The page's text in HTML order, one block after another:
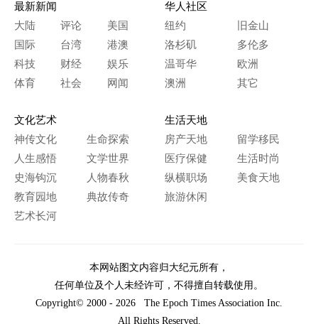
最新新闻
大陆
评论
美国
国际
台湾
港澳
科技
财经
娱乐
体育
社会 网闻
华人社区
纽约
旧金山
洛杉矶
多伦多
温哥华
欧洲
澳洲
其它
文化艺术
神传文化
生命探索
人生感悟
文学世界
史海钩沉
人物春秋
教育园地
典故传奇
艺术长河
生活天地
房产天地
留学移民
医疗保健
生活时尚
纵横职场
美食天地
旅游休闲
本网站图文内容归大纪元所有，
任何单位及个人未经许可，不得擅自转载使用。
Copyright© 2000 - 2026 The Epoch Times Association Inc.
All Rights Reserved.